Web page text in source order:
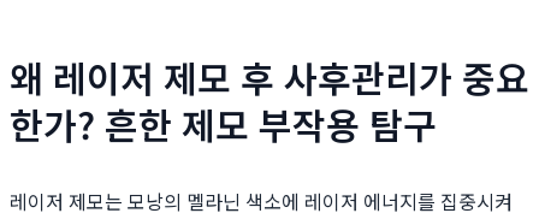
왜 레이저 제모 후 사후관리가 중요
한가? 흔한 제모 부작용 탐구
레이저 제모는 모낭의 멜라닌 색소에 레이저 에너지를 집중시켜